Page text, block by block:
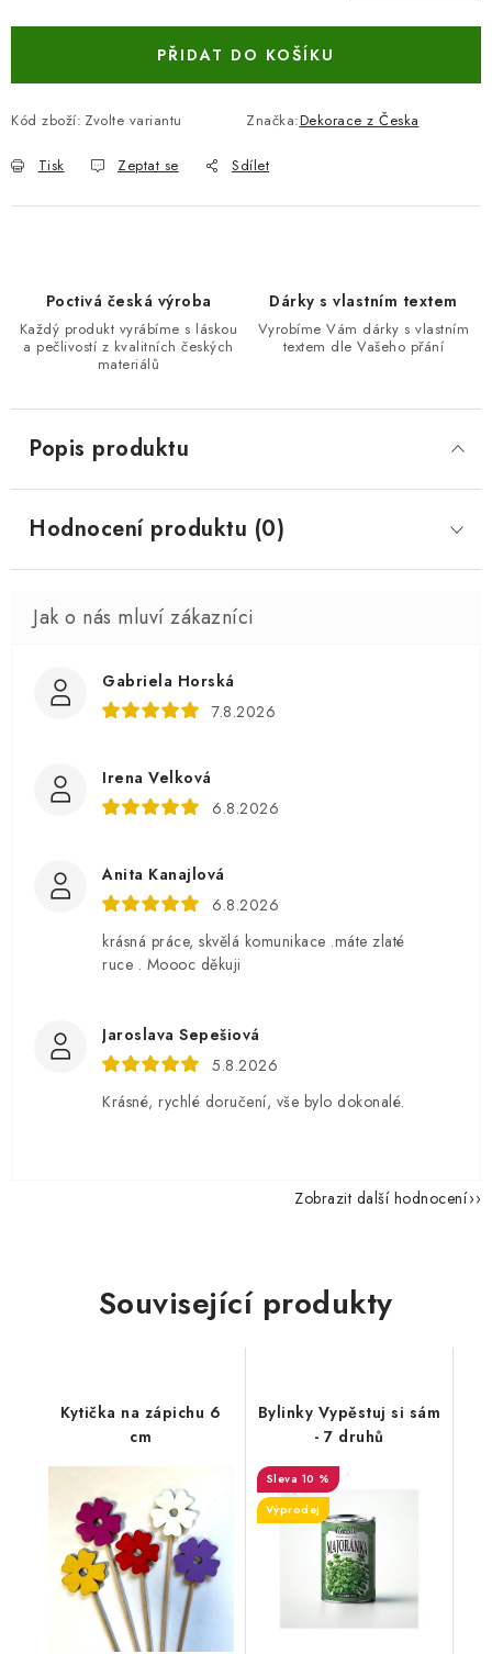
PŘIDAT DO KOŠÍKU
Kód zboží: Zvolte variantu Značka:Dekorace z Česka
Tisk Zeptat se Sdílet
Poctivá česká výroba
Každý produkt vyrábíme s láskou
a pečlivostí z kvalitních českých
materiálů
Dárky s vlastním textem
Vyrobíme Vám dárky s vlastním
textem dle Vašeho přání
Popis produktu
Hodnocení produktu (0)
Gabriela Horská
7.8.2026
Irena Velková
6.8.2026
Anita Kanajlová
6.8.2026
krásná práce, skvělá komunikace .máte zlaté
ruce . Moooc děkuji
Jaroslava Sepešiová
5.8.2026
Krásné, rychlé doručení, vše bylo dokonalé.
Zobrazit další hodnocení
Související produkty
Kytička na zápichu 6
cm
Bylinky Vypěstuj si sám
- 7 druhů
10 %
Výprodej